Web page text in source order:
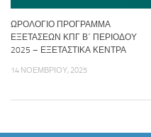
ΩΡΟΛΟΓΙΟ ΠΡΟΓΡΑΜΜΑ
ΕΞΕΤΑΣΕΩΝ ΚΠΓ Β΄ ΠΕΡΙΟΔΟΥ
2025 – ΕΞΕΤΑΣΤΙΚΑ ΚΕΝΤΡΑ
14 ΝΟΕΜΒΡΊΟΥ, 2025